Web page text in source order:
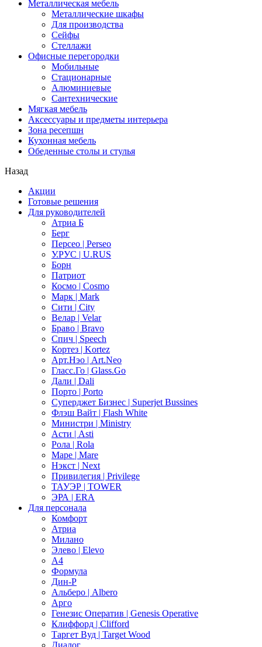
Металлическая мебель
Металлические шкафы
Для производства
Сейфы
Стеллажи
Офисные перегородки
Мобильные
Стационарные
Алюминиевые
Сантехнические
Мягкая мебель
Аксессуары и предметы интерьера
Зона ресепшн
Кухонная мебель
Обеденные столы и стулья
Назад
Акции
Готовые решения
Для руководителей
Атриа Б
Берг
Персео | Perseo
У.РУС | U.RUS
Борн
Патриот
Космо | Cosmo
Марк | Mark
Сити | City
Велар | Velar
Браво | Bravo
Спич | Speech
Кортез | Kortez
Арт.Нэо | Art.Neo
Гласс.Го | Glass.Go
Дали | Dali
Порто | Porto
Суперджет Бизнес | Superjet Bussines
Флэш Вайт | Flash White
Министри | Ministry
Асти | Asti
Рола | Rola
Маре | Mare
Нэкст | Next
Привилегия | Privilege
ТАУЭР | TOWER
ЭРА | ERA
Для персонала
Комфорт
Атриа
Милано
Элево | Elevo
А4
Формула
Дин-Р
Альберо | Albero
Арго
Генезис Оператив | Genesis Operative
Клиффорд | Clifford
Таргет Вуд | Target Wood
Диалог